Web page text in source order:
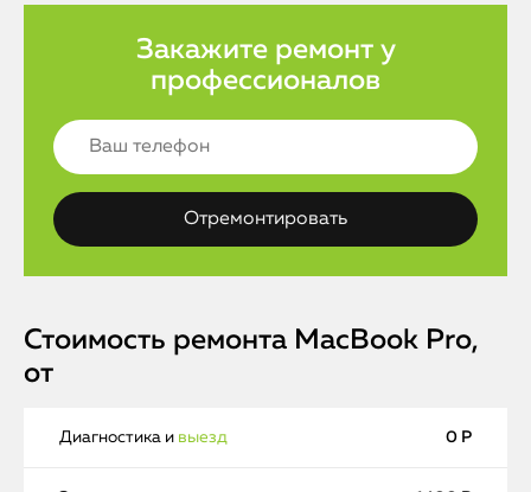
Закажите ремонт у
профессионалов
Стоимость ремонта MacBook Pro,
от
Диагностика и выезд 0 Р